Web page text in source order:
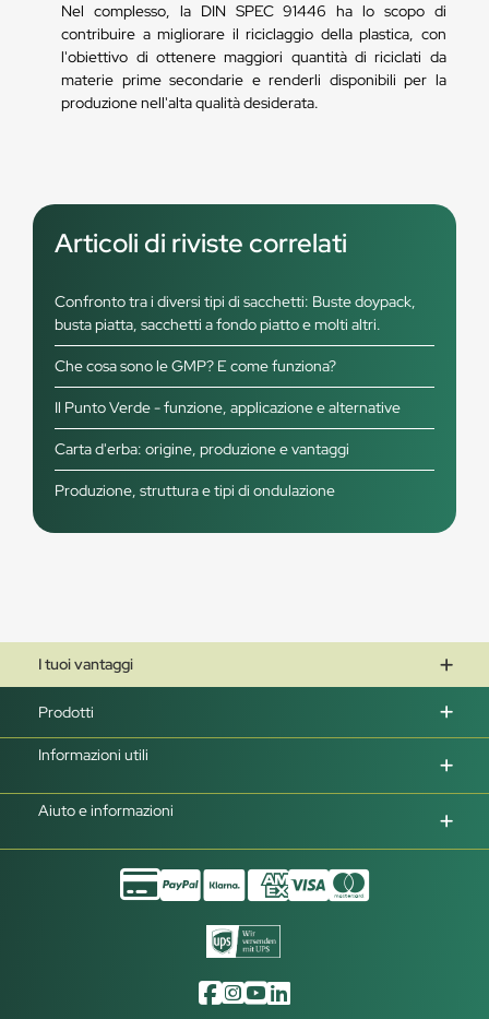
Nel complesso, la DIN SPEC 91446 ha lo scopo di
contribuire a migliorare il riciclaggio della plastica, con
l'obiettivo di ottenere maggiori quantità di riciclati da
materie prime secondarie e renderli disponibili per la
produzione nell'alta qualità desiderata.
Articoli di riviste correlati
Confronto tra i diversi tipi di sacchetti: Buste doypack,
busta piatta, sacchetti a fondo piatto e molti altri.
Che cosa sono le GMP? E come funziona?
Il Punto Verde - funzione, applicazione e alternative
Carta d'erba: origine, produzione e vantaggi
Produzione, struttura e tipi di ondulazione
I tuoi vantaggi
Prodotti
Informazioni utili
Aiuto e informazioni